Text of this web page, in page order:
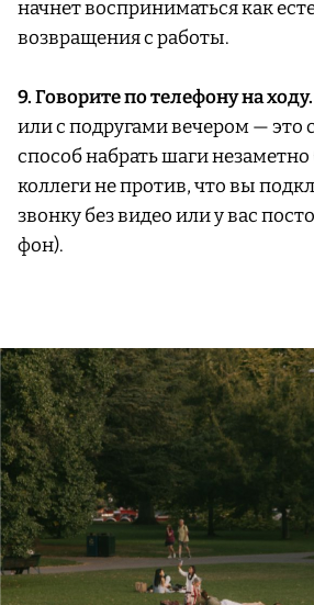
начнет восприниматься как
возвращения с работы.
9. Говорите по телефону на ходу.
или с подругами вечером — это
способ набрать шаги незаметно
коллеги не против, что вы
звонку без видео или у вас
фон).